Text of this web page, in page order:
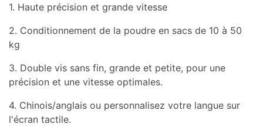
1. Haute précision et grande vitesse
2. Conditionnement de la poudre en sacs de 10 à 50
kg
3. Double vis sans fin, grande et petite, pour une
précision et une vitesse optimales.
4. Chinois/anglais ou personnalisez votre langue sur
l'écran tactile.